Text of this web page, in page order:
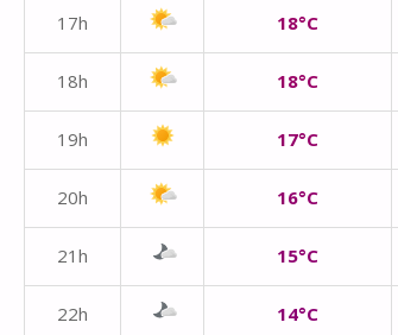
17h 18°C
18h 18°C
19h 17°C
20h 16°C
21h 15°C
22h 14°C